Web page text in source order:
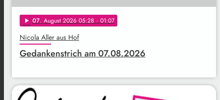
play_arrow 07. August 2026 05:28 · 01:07
Nicola Aller aus Hof
Gedankenstrich am 07.08.2026